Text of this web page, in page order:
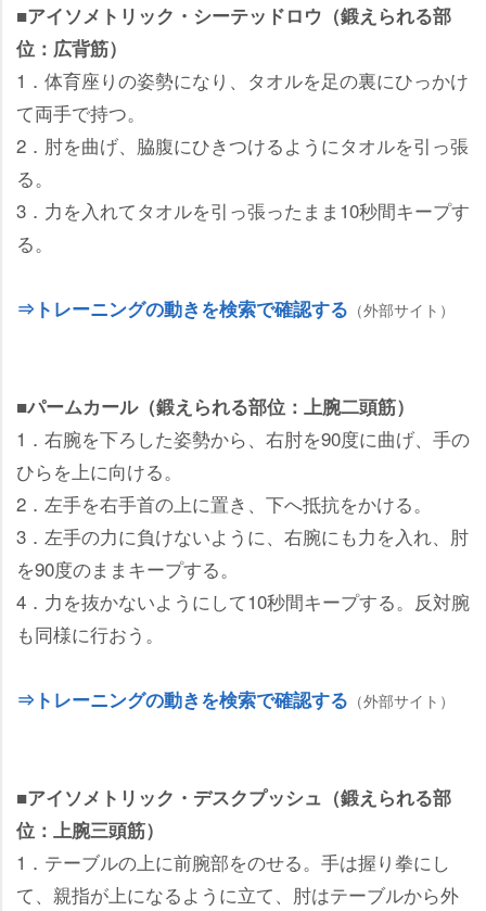
■アイソメトリック・シーテッドロウ（鍛えられる部
位：広背筋）
1．体育座りの姿勢になり、タオルを足の裏にひっかけ
て両手で持つ。
2．肘を曲げ、脇腹にひきつけるようにタオルを引っ張
る。
3．力を入れてタオルを引っ張ったまま10秒間キープす
る。
⇒トレーニングの動きを検索で確認する （外部サイト）
■パームカール（鍛えられる部位：上腕二頭筋）
1．右腕を下ろした姿勢から、右肘を90度に曲げ、手の
ひらを上に向ける。
2．左手を右手首の上に置き、下へ抵抗をかける。
3．左手の力に負けないように、右腕にも力を入れ、肘
を90度のままキープする。
4．力を抜かないようにして10秒間キープする。反対腕
も同様に行おう。
⇒トレーニングの動きを検索で確認する （外部サイト）
■アイソメトリック・デスクプッシュ（鍛えられる部
位：上腕三頭筋）
1．テーブルの上に前腕部をのせる。手は握り拳にし
て、親指が上になるように立て、肘はテーブルから外